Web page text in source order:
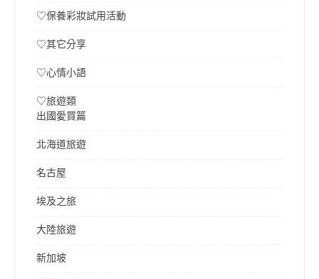
♡保養彩妝試用活動
♡其它分享
♡心情小語
♡旅遊類
出國愛買篇
北海道旅遊
名古屋
埃及之旅
大陸旅遊
新加坡